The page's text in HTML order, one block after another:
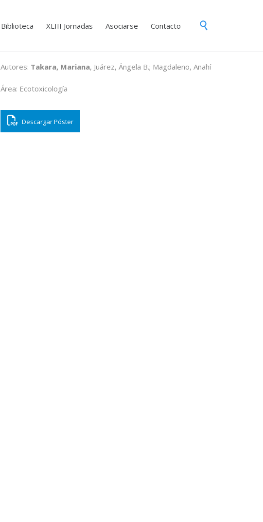
Skip
Biblioteca XLIII Jornadas Asociarse Contacto 
Autores: Takara, Mariana, Juárez, Ángela B.; Magdaleno, Anahí
Área: Ecotoxicología
Descargar Póster